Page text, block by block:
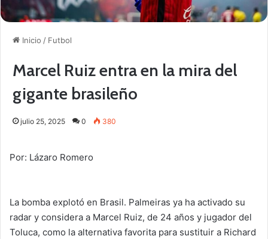
Inicio / Futbol
Marcel Ruiz entra en la mira del
gigante brasileño
julio 25, 2025 0 380
Por: Lázaro Romero
La bomba explotó en Brasil. Palmeiras ya ha activado su
radar y considera a Marcel Ruiz, de 24 años y jugador del
Toluca, como la alternativa favorita para sustituir a Richard